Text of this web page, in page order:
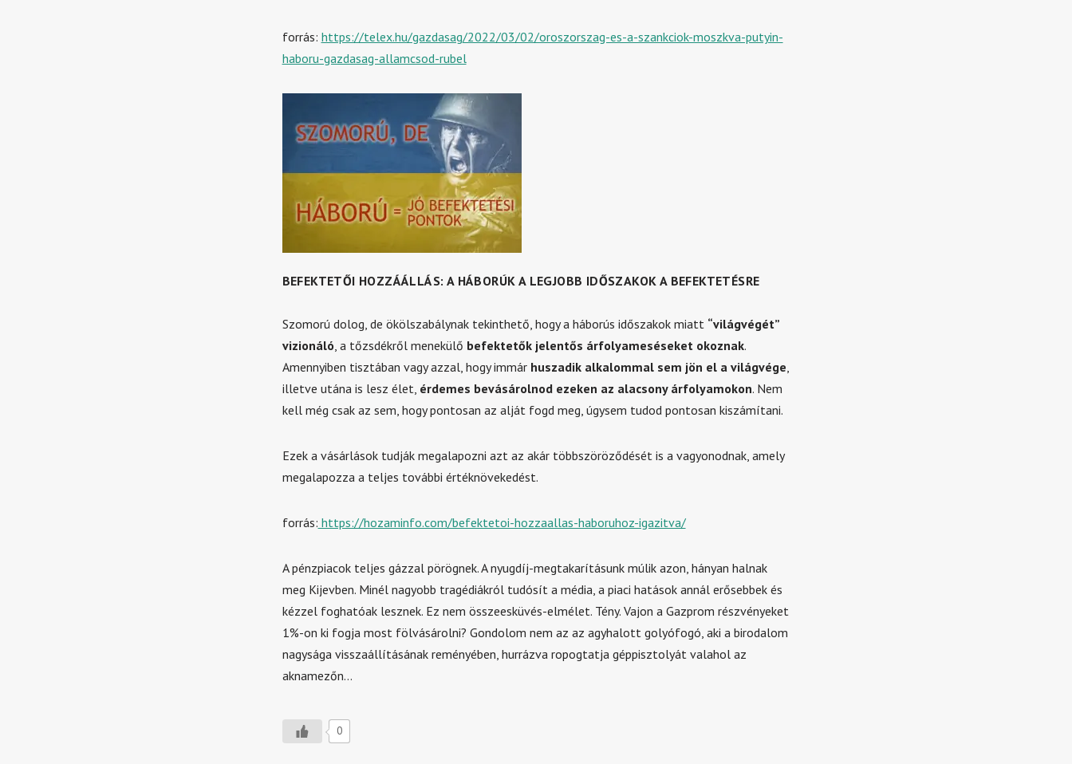
forrás: https://telex.hu/gazdasag/2022/03/02/oroszorszag-es-a-szankciok-moszkva-putyin-
haboru-gazdasag-allamcsod-rubel
BEFEKTETŐI HOZZÁÁLLÁS: A HÁBORÚK A LEGJOBB IDŐSZAKOK A BEFEKTETÉSRE
Szomorú dolog, de ökölszabálynak tekinthető, hogy a háborús időszakok miatt “világvégét”
vizionáló, a tőzsdékről menekülő befektetők jelentős árfolyameséseket okoznak.
Amennyiben tisztában vagy azzal, hogy immár huszadik alkalommal sem jön el a világvége,
illetve utána is lesz élet, érdemes bevásárolnod ezeken az alacsony árfolyamokon. Nem
kell még csak az sem, hogy pontosan az alját fogd meg, úgysem tudod pontosan kiszámítani.
Ezek a vásárlások tudják megalapozni azt az akár többszöröződését is a vagyonodnak, amely
megalapozza a teljes további értéknövekedést.
forrás: https://hozaminfo.com/befektetoi-hozzaallas-haboruhoz-igazitva/
A pénzpiacok teljes gázzal pörögnek. A nyugdíj-megtakarításunk múlik azon, hányan halnak
meg Kijevben. Minél nagyobb tragédiákról tudósít a média, a piaci hatások annál erősebbek és
kézzel foghatóak lesznek. Ez nem összeesküvés-elmélet. Tény. Vajon a Gazprom részvényeket
1%-on ki fogja most fölvásárolni? Gondolom nem az az agyhalott golyófogó, aki a birodalom
nagysága visszaállításának reményében, hurrázva ropogtatja géppisztolyát valahol az
aknamezőn…
0